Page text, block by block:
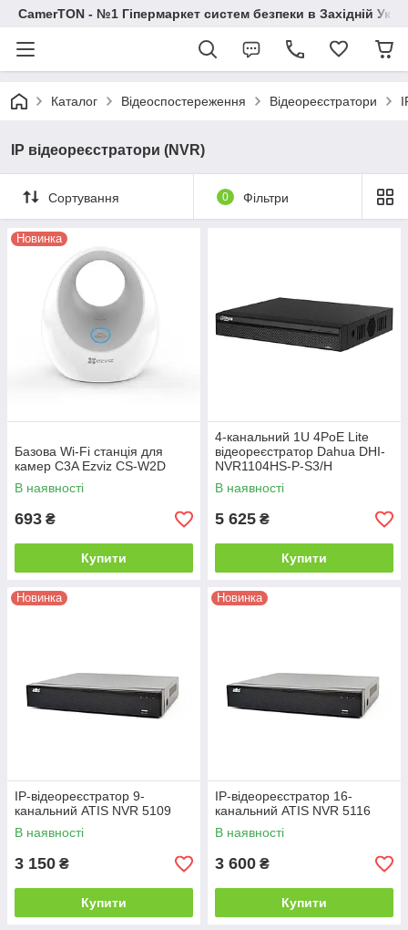
CamerTON - №1 Гіпермаркет систем безпеки в Західній
Каталог Відеоспостереження Відеореєстратори
IP відеореєстратори (NVR)
Сортування 0 Фільтри
Новинка
Базова Wi-Fi станція для
камер C3A Ezviz CS-W2D
В наявності
693 ₴
Купити
4-канальний 1U 4PoE Lite
відеореєстратор Dahua DHI-
NVR1104HS-P-S3/H
В наявності
5 625 ₴
Купити
Новинка
IP-відеореєстратор 9-
канальний ATIS NVR 5109
В наявності
3 150 ₴
Купити
Новинка
IP-відеореєстратор 16-
канальний ATIS NVR 5116
В наявності
3 600 ₴
Купити